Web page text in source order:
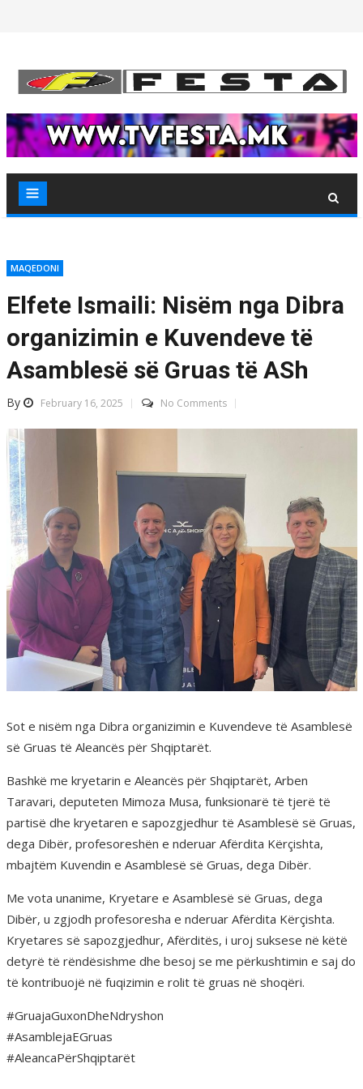
MAQEDONI
Elfete Ismaili: Nisëm nga Dibra
organizimin e Kuvendeve të
Asamblesë së Gruas të ASh
By February 16, 2025 No Comments
Sot e nisëm nga Dibra organizimin e Kuvendeve të Asamblesë
së Gruas të Aleancës për Shqiptarët.
Bashkë me kryetarin e Aleancës për Shqiptarët, Arben
Taravari, deputeten Mimoza Musa, funksionarë të tjerë të
partisë dhe kryetaren e sapozgjedhur të Asamblesë së Gruas,
dega Dibër, profesoreshën e nderuar Afërdita Kërçishta,
mbajtëm Kuvendin e Asamblesë së Gruas, dega Dibër.
Me vota unanime, Kryetare e Asamblesë së Gruas, dega
Dibër, u zgjodh profesoresha e nderuar Afërdita Kërçishta.
Kryetares së sapozgjedhur, Afërditës, i uroj suksese në këtë
detyrë të rëndësishme dhe besoj se me përkushtimin e saj do
të kontribuojë në fuqizimin e rolit të gruas në shoqëri.
#GruajaGuxonDheNdryshon
#AsamblejaEGruas
#AleancaPërShqiptarët